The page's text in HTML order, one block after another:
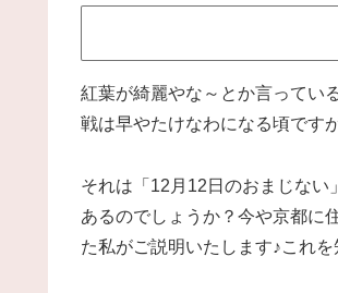
紅葉が綺麗やな～とか言ってい
戦は早やたけなわになる頃です
それは「12月12日のおまじな
あるのでしょうか？今や京都に
た私がご説明いたします♪これ